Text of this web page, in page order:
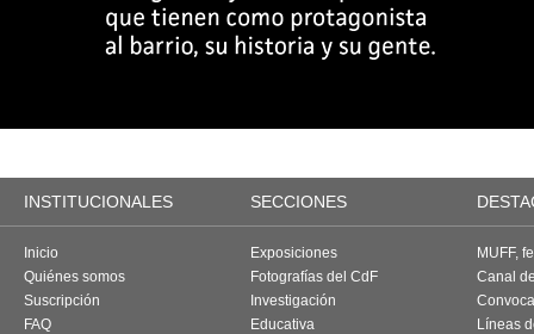
INSTITUCIONALES SECCIONES
Inicio
Quiénes somos
Suscripción
FAQ
Exposiciones
Fotografías del CdF
Investigación
Educativa
MUFF,
Canal
Líneas